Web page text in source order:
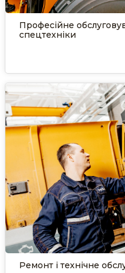
Професійне
спецтехніки
Ремонт і технічне